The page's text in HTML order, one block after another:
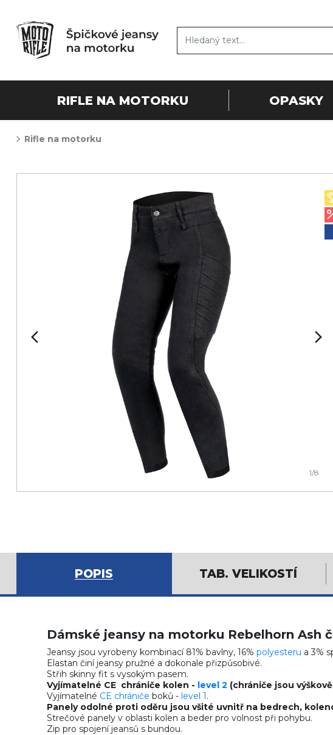
RIFLE NA MOTORKU OPASKY
Rifle na motorku
1/8
POPIS TAB. VELIKOSTÍ
Dámské jeansy na motorku Rebelhorn Ash
Jeansy jsou vyrobeny kombinací 81% bavlny, 16% polyesteru a 3%
Elastan činí jeansy pružné a dokonale přizpůsobivé.
Střih skinny fit s vysokým pasem.
Vyjímatelné CE chrániče kolen - level 2 (chrániče jsou
Vyjímatelné CE chrániče boků - level 1.
Panely odolné proti oděru jsou všité uvnitř na bedrech,
Strečové panely v oblasti kolen a beder pro volnost při pohybu.
Zip pro spojení jeansů s bundou.